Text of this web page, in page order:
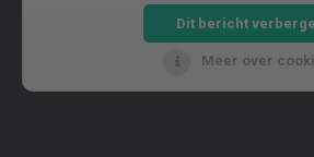
Dit bericht
Meer over